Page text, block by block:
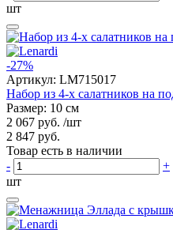
шт
-27%
Артикул: LM715017
Набор из 4-х салатников на
Размер: 10 см
2 067 руб. /шт
2 847 руб.
Товар есть в наличии
-
+
шт